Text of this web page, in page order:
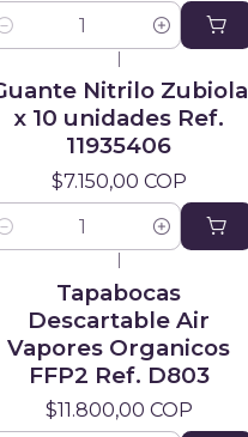
Nitrilo Zubiola
x 10 unidades Ref.
11935406
$7.150,00 COP
Tapabocas
Descartable Air
Vapores Organicos
FFP2 Ref. D803
$11.800,00 COP